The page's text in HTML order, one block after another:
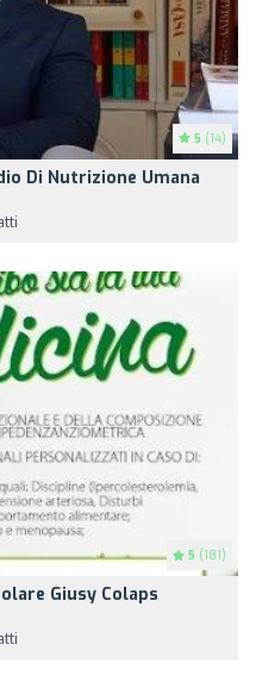
5 (14)
Di Nutrizione Umana
5 (181)
Giusy Colaps